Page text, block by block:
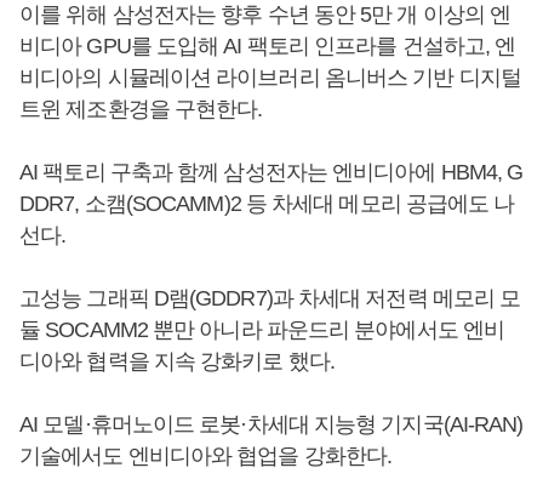
이를 위해 삼성전자는 향후 수년 동안 5만 개 이상의 엔
비디아 GPU를 도입해 AI 팩토리 인프라를 건설하고, 엔
비디아의 시뮬레이션 라이브러리 옴니버스 기반 디지털
트윈 제조환경을 구현한다.
AI 팩토리 구축과 함께 삼성전자는 엔비디아에 HBM4, G
DDR7, 소캠(SOCAMM)2 등 차세대 메모리 공급에도 나
선다.
고성능 그래픽 D램(GDDR7)과 차세대 저전력 메모리 모
듈 SOCAMM2 뿐만 아니라 파운드리 분야에서도 엔비
디아와 협력을 지속 강화키로 했다.
AI 모델·휴머노이드 로봇·차세대 지능형 기지국(AI-RAN)
기술에서도 엔비디아와 협업을 강화한다.